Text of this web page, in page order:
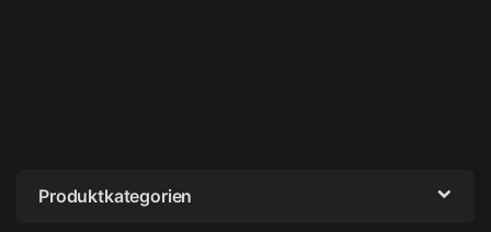
Produktkategorien